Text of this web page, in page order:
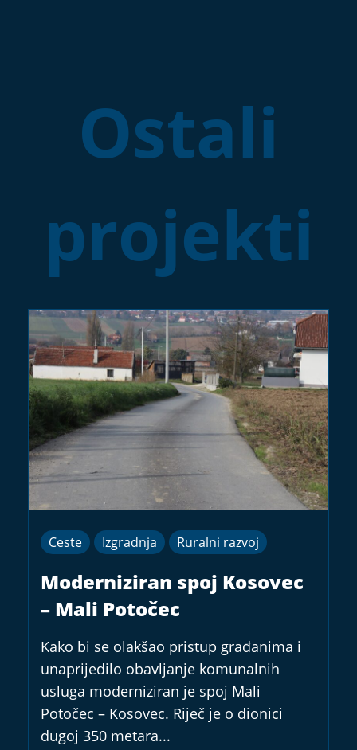
Ostali
projekti
Ceste Izgradnja Ruralni razvoj
Moderniziran spoj Kosovec
– Mali Potočec
Kako bi se olakšao pristup građanima i
unaprijedilo obavljanje komunalnih
usluga moderniziran je spoj Mali
Potočec – Kosovec. Riječ je o dionici
dugoj 350 metara...